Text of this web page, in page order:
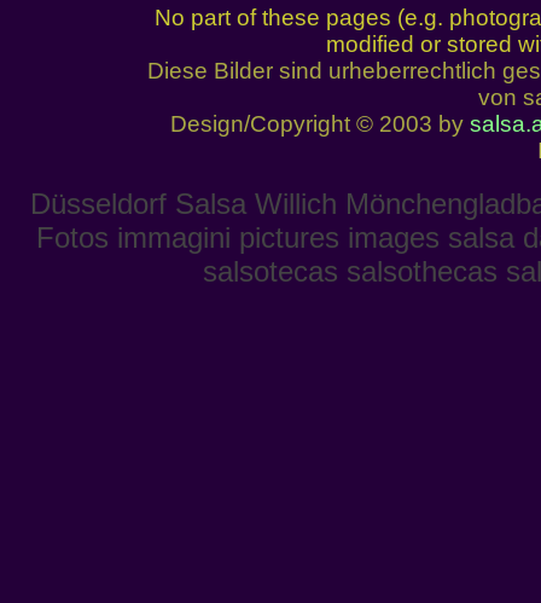
No part of these pages (e.g.
modified or stored
Diese Bilder sind urheberrechtlich
von
Design/Copyright © 2003 by
Düsseldorf Salsa Willich
Fotos immagini pictures images salsa
salsotecas salsothecas